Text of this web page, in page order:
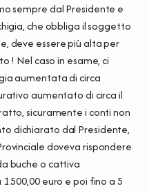
sempre dal Presidente e
che obbliga il soggetto
deve essere più alta per
! Nel caso in esame, ci
aumentata di circa
aumentato di circa il
sicuramente i conti non
dichiarato dal Presidente,
doveva rispondere
buche o cattiva
euro e poi fino a 5